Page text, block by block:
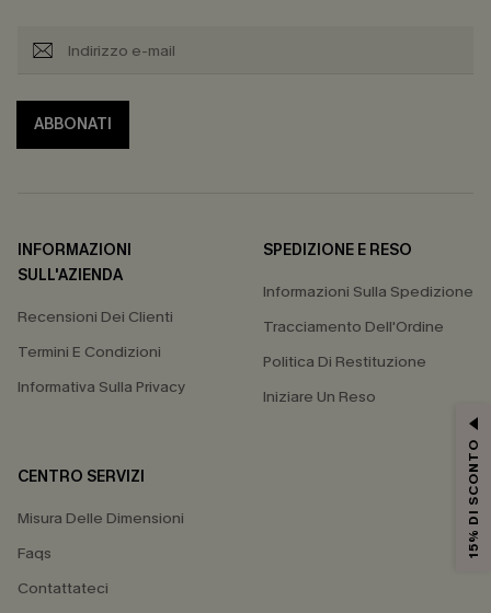
ABBONATI
INFORMAZIONI
SULL'AZIENDA
Recensioni Dei Clienti
Termini E Condizioni
Informativa Sulla Privacy
SPEDIZIONE E RESO
Informazioni Sulla Spedizione
Tracciamento Dell'Ordine
Politica Di Restituzione
Iniziare Un Reso
CENTRO SERVIZI
Misura Delle Dimensioni
Faqs
Contattateci
15% DI SCONTO